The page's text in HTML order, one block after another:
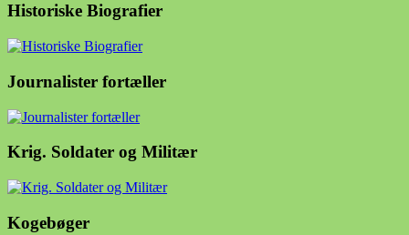
Historiske Biografier
Journalister fortæller
Krig. Soldater og Militær
Kogebøger